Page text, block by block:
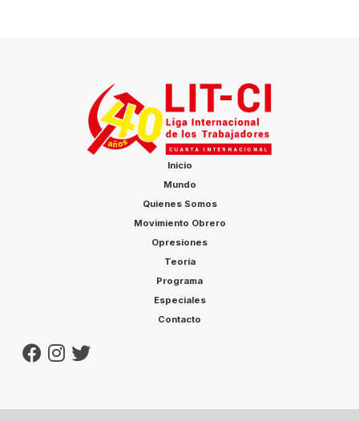
Inicio
Mundo
Quienes Somos
Movimiento Obrero
Opresiones
Teoría
Programa
Especiales
Contacto